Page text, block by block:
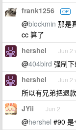
frank1256 OP
@blockmin 那是
cc 算了
hershel Jun 2
@404bird 强制
hershel Jun 2
所以有兄弟把退
JYii Jun 2
@hershel #90 是